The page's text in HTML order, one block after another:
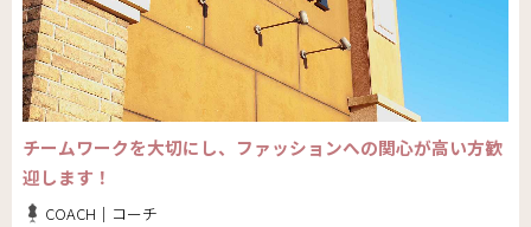
チームワークを大切にし、ファッションへの関心が高い方歓
迎します！
COACH｜コーチ